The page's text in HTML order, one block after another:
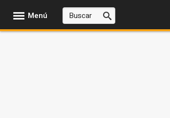
Menú